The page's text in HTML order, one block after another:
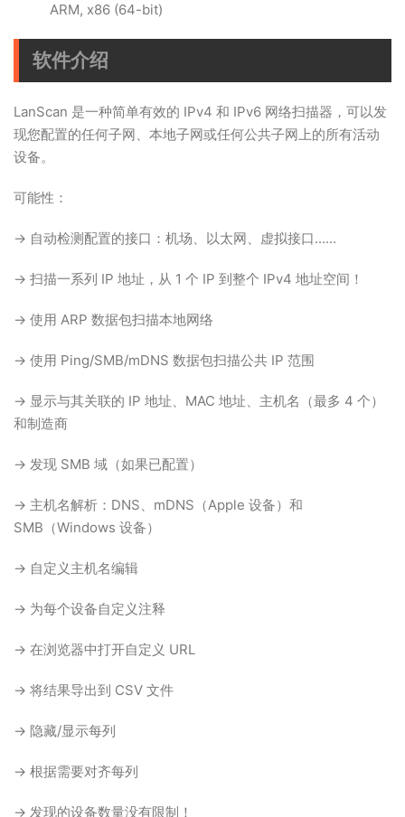
ARM, x86 (64-bit)
软件介绍
LanScan 是一种简单有效的 IPv4 和 IPv6 网络扫描器，可以发
现您配置的任何子网、本地子网或任何公共子网上的所有活动
设备。
可能性：
→ 自动检测配置的接口：机场、以太网、虚拟接口......
→ 扫描一系列 IP 地址，从 1 个 IP 到整个 IPv4 地址空间！
→ 使用 ARP 数据包扫描本地网络
→ 使用 Ping/SMB/mDNS 数据包扫描公共 IP 范围
→ 显示与其关联的 IP 地址、MAC 地址、主机名（最多 4 个）
和制造商
→ 发现 SMB 域（如果已配置）
→ 主机名解析：DNS、mDNS（Apple 设备）和
SMB（Windows 设备）
→ 自定义主机名编辑
→ 为每个设备自定义注释
→ 在浏览器中打开自定义 URL
→ 将结果导出到 CSV 文件
→ 隐藏/显示每列
→ 根据需要对齐每列
→ 发现的设备数量没有限制！